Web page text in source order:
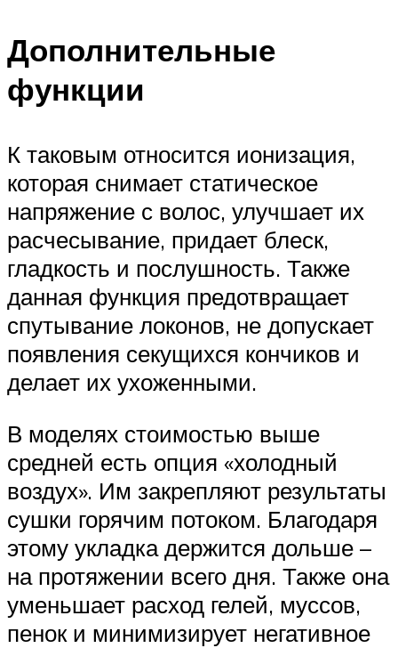
Дополнительные
функции
К таковым относится ионизация,
которая снимает статическое
напряжение с волос, улучшает их
расчесывание, придает блеск,
гладкость и послушность. Также
данная функция предотвращает
спутывание локонов, не допускает
появления секущихся кончиков и
делает их ухоженными.
В моделях стоимостью выше
средней есть опция «холодный
воздух». Им закрепляют результаты
сушки горячим потоком. Благодаря
этому укладка держится дольше –
на протяжении всего дня. Также она
уменьшает расход гелей, муссов,
пенок и минимизирует негативное